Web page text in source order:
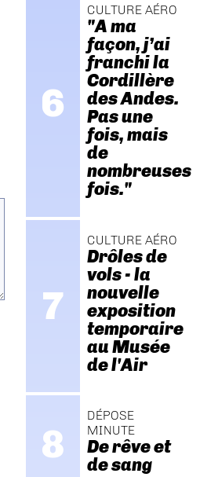
CULTURE AÉRO
"A ma
façon, j’ai
franchi la
Cordillère
des Andes.
Pas une
fois, mais
de
nombreuses
fois."
CULTURE AÉRO
Drôles de
vols - la
nouvelle
exposition
temporaire
au Musée
de l'Air
DÉPOSE
MINUTE
De rêve et
de sang